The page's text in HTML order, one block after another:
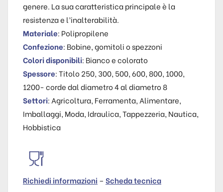
genere. La sua caratteristica principale è la
resistenza e l’inalterabilità.
Materiale: Polipropilene
Confezione: Bobine, gomitoli o spezzoni
Colori disponibili: Bianco e colorato
Spessore: Titolo 250, 300, 500, 600, 800, 1000,
1200- corde dal diametro 4 al diametro 8
Settori: Agricoltura, Ferramenta, Alimentare,
Imballaggi, Moda, Idraulica, Tappezzeria, Nautica,
Hobbistica
Richiedi informazioni – Scheda tecnica